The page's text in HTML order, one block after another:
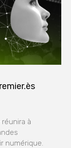
à
numérique.